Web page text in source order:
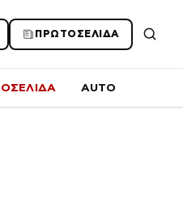
ΠΡΩΤΟΣΕΛΙΔΑ
AUTO